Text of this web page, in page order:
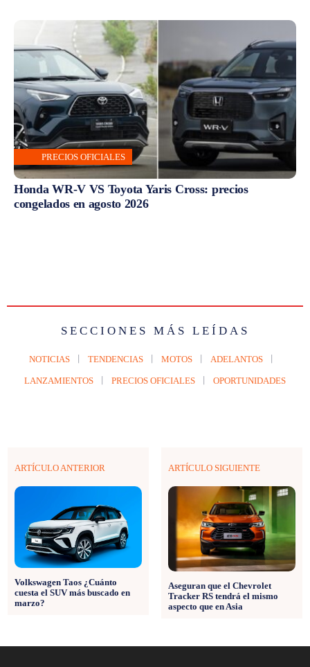
PRECIOS OFICIALES
Honda WR-V VS Toyota Yaris Cross: precios
congelados en agosto 2026
SECCIONES MÁS LEÍDAS
NOTICIAS TENDENCIAS MOTOS ADELANTOS
LANZAMIENTOS PRECIOS OFICIALES OPORTUNIDADES
ARTÍCULO ANTERIOR
Volkswagen Taos ¿Cuánto
cuesta el SUV más buscado en
marzo?
ARTÍCULO SIGUIENTE
Aseguran que el Chevrolet
Tracker RS tendrá el mismo
aspecto que en Asia